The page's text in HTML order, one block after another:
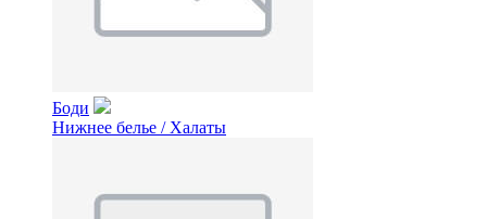
Боди
Нижнее белье / Халаты